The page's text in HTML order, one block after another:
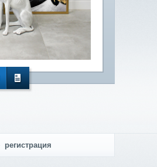
регистрация